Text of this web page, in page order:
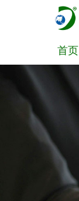
首页